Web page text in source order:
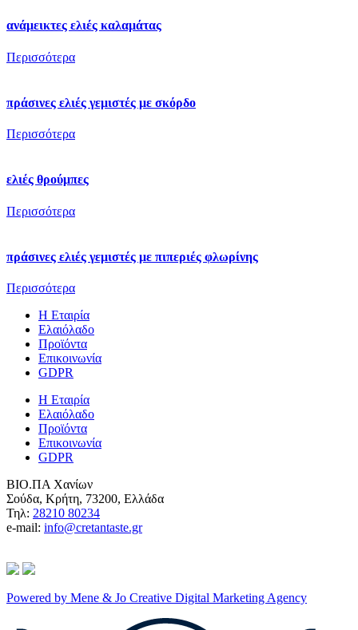
ανάμεικτες ελιές καλαμάτας
Περισσότερα
πράσινες ελιές γεμιστές με σκόρδο
Περισσότερα
ελιές θρούμπες
Περισσότερα
πράσινες ελιές γεμιστές με πιπεριές φλωρίνης
Περισσότερα
Η Εταιρία
Ελαιόλαδο
Προϊόντα
Επικοινωνία
GDPR
Η Εταιρία
Ελαιόλαδο
Προϊόντα
Επικοινωνία
GDPR
ΒΙΟ.ΠΑ Χανίων
Σούδα, Κρήτη, 73200, Ελλάδα
Τηλ: 28210 80234
e-mail: info@cretantaste.gr
Powered by Mene & Jo Creative Digital Marketing Agency